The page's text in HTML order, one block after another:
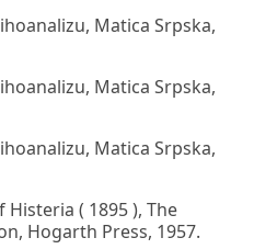
Matica Srpska,
Matica Srpska,
Matica Srpska,
Histeria ( 1895 ), The
Hogarth Press, 1957.